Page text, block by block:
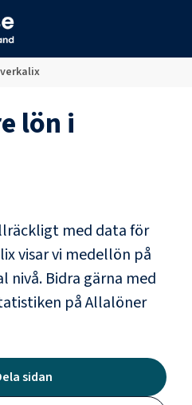
lön i
med data för
visar vi medellön på
nivå. Bidra gärna med
på Allalöner
sidan